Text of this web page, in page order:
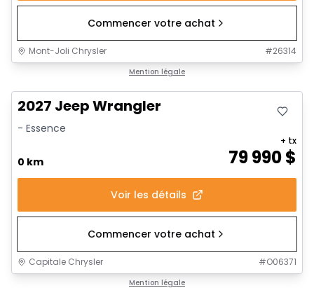
Commencer votre achat
Mont-Joli Chrysler #26314
Mention légale
2027 Jeep Wrangler
- Essence
0 km 79 990$
+ tx
Voir les détails
Commencer votre achat
Capitale Chrysler #O06371
Mention légale